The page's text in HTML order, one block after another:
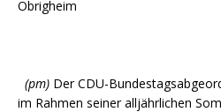
Obrigheim
(pm) Der CDU-
im Rahmen seiner alljährlichen